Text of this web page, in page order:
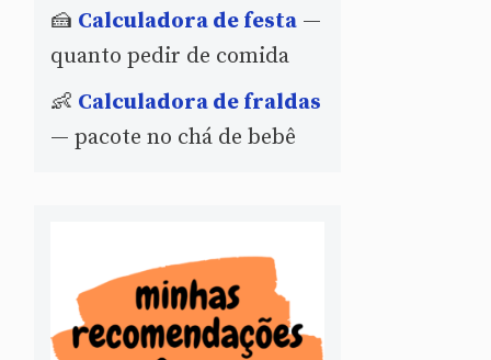
🍰 Calculadora de festa —
quanto pedir de comida
👶 Calculadora de fraldas
— pacote no chá de bebê